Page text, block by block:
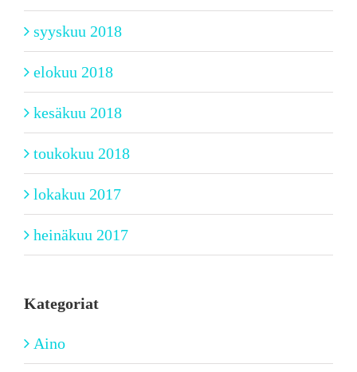
syyskuu 2018
elokuu 2018
kesäkuu 2018
toukokuu 2018
lokakuu 2017
heinäkuu 2017
Kategoriat
Aino